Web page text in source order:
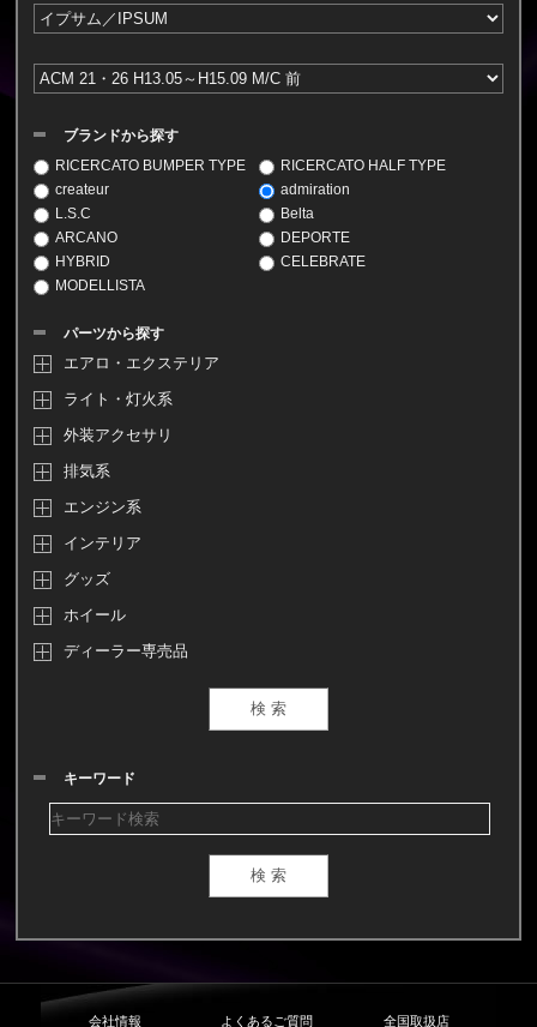
ブランドから探す
RICERCATO BUMPER TYPE
RICERCATO HALF TYPE
createur
admiration
L.S.C
Belta
ARCANO
DEPORTE
HYBRID
CELEBRATE
MODELLISTA
パーツから探す
エアロ・エクステリア
ライト・灯火系
外装アクセサリ
排気系
エンジン系
インテリア
グッズ
ホイール
ディーラー専売品
キーワード
会社情報 よくあるご質問 全国取扱店